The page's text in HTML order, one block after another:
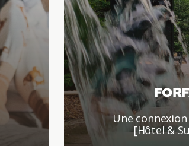
Une
[Hôtel &